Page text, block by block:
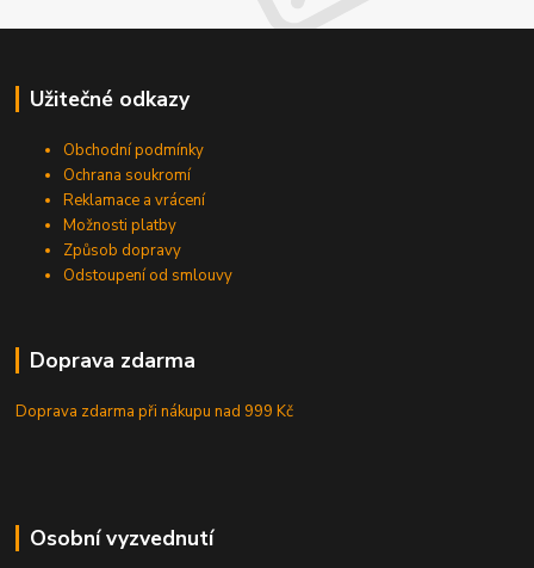
Užitečné odkazy
Obchodní podmínky
Ochrana soukromí
Reklamace a vrácení
Možnosti platby
Způsob dopravy
Odstoupení od smlouvy
Doprava zdarma
Doprava zdarma při nákupunad 999 Kč
Osobní vyzvednutí